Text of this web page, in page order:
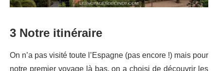
3 Notre itinéraire
On n’a pas visité toute l’Espagne (pas encore !) mais pour
notre premier voyage là bas, on a choisi de découvrir les